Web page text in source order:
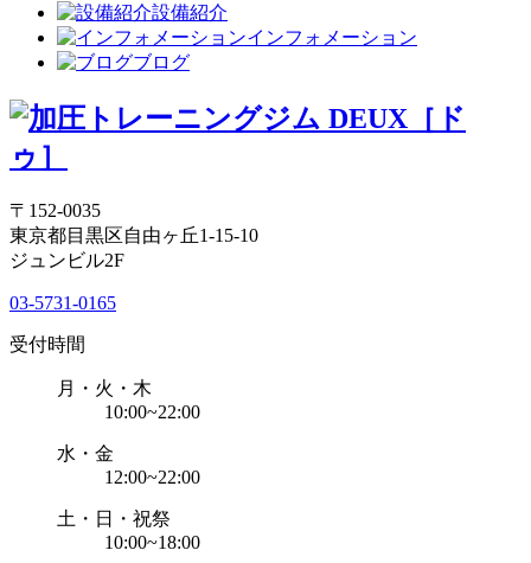
設備紹介
インフォメーション
ブログ
〒152-0035
東京都目黒区自由ヶ丘1-15-10
ジュンビル2F
03-5731-0165
受付時間
月・火・木
10:00~22:00
水・金
12:00~22:00
土・日・祝祭
10:00~18:00